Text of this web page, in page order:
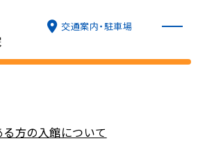
交通案内・駐車場
方の入館について